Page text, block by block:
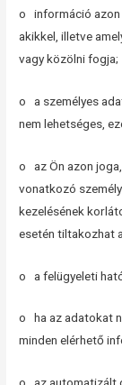
o információ azon
akikkel, illetve
vagy közölni fogja;
o a személyes
nem lehetséges,
o az Ön azon
vonatkozó
kezelésének
esetén tiltakozhat
o a felügyeleti
o ha az adatokat
minden elérhető